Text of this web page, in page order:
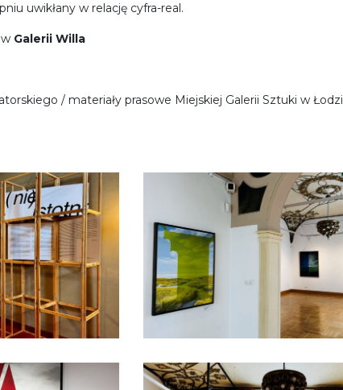
uwikłany w relację cyfra-real.
Galerii Willa
/ materiały prasowe Miejskiej Galerii Sztuki w Łodzi